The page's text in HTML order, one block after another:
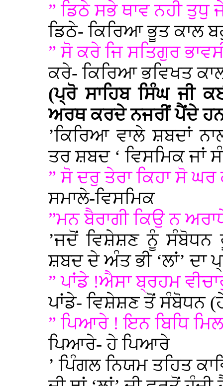
” ਡਿਠੇ ਸਭੇ ਥਾਵ ਨਹੀ ਤੁਧੁ
ਡਿਠੇ- ਕਿਰਿਆ ਭੂਤ ਕਾਲ
” ਸੋ ਕਰੇ ਜਿ ਸਤਿਗੁਰ
ਕਰੇ- ਕਿਰਿਆ ਭਵਿਖਤ
(ਪ੍ਰੋ ਸਾਹਿਬ ਸਿੰਘ ਜੀ
ਅਰਥ ਕਰਦੇ ਨਜਰੀਂ ਪੈਂਦੇ
’ਕਿਰਿਆ ਵਾਲੇ ਸ਼ਬਦਾਂ
ਤਰ ਸ਼ਬਦ ‘ ਵਿਸਮਿਕ ਜਾਂ
” ਸੋ ਦਰੁ ਤੇਰਾ ਕਿਹਾ ਸੋ
ਸਮਾਲੇ-ਵਿਸਮਿਕ
”ਮਨ ਬੈਰਾਗੀ ਕਿਉ ਨ
’ਜਦੋਂ ਵਿਸ਼ੇਸ਼ਣ ਨੂੰ ਸੰਬੋਧਨ
ਸ਼ਬਦ ਦੇ ਅੰਤ ਭੀ ‘ਲਾਂ’ ਦਾ
” ਪਾਂਡੇ !ਐਸਾ ਬ੍ਰਹਮ
ਪਾਂਡੇ- ਵਿਸ਼ੇਸ਼ਣ ਤੋਂ ਸੰਬੋਧਨ
” ਪਿਆਰੇ ! ਇਨ ਬਿਧਿ
ਪਿਆਰੇ- ਹੇ ਪਿਆਰੇ
’ ਪਿੰਗਲ ਨਿਯਮ ਤਹਿਤ